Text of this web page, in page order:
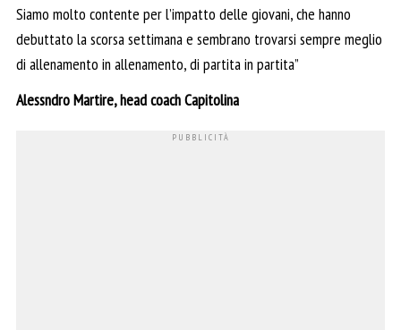
Siamo molto contente per l’impatto delle giovani, che hanno
debuttato la scorsa settimana e sembrano trovarsi sempre meglio
di allenamento in allenamento, di partita in partita”
Alessndro Martire, head coach Capitolina